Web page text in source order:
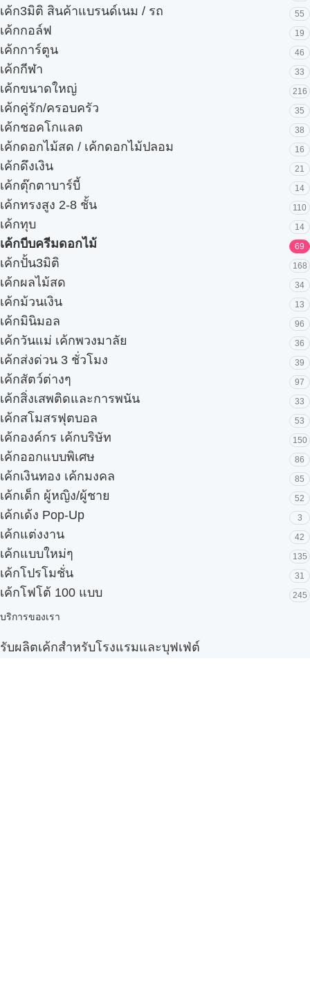
เค้ก3มิติ สินค้าแบรนด์เนม / รถ 55
เค้กกอล์ฟ 19
เค้กการ์ตูน 46
เค้กกีฬา 33
เค้กขนาดใหญ่ 216
เค้กคู่รัก/ครอบครัว 35
เค้กชอคโกแลต 38
เค้กดอกไม้สด / เค้กดอกไม้ปลอม 16
เค้กดึงเงิน 21
เค้กตุ๊กตาบาร์บี้ 14
เค้กทรงสูง 2-8 ชั้น 110
เค้กทุบ 14
เค้กบีบครีมดอกไม้ 69
เค้กปั้น3มิติ 168
เค้กผลไม้สด 34
เค้กม้วนเงิน 13
เค้กมินิมอล 96
เค้กวันแม่ เค้กพวงมาลัย 36
เค้กส่งด่วน 3 ชั่วโมง 39
เค้กสัตว์ต่างๆ 97
เค้กสิ่งเสพติดและการพนัน 33
เค้กสโมสรฟุตบอล 53
เค้กองค์กร เค้กบริษัท 150
เค้กออกแบบพิเศษ 86
เค้กเงินทอง เค้กมงคล 85
เค้กเด็ก ผู้หญิง/ผู้ชาย 52
เค้กเด้ง Pop-Up 3
เค้กแต่งงาน 42
เค้กแบบใหม่ๆ 135
เค้กโปรโมชั่น 31
เค้กโฟโต้ 100 แบบ 245
บริการของเรา
รับผลิตเค้กสำหรับโรงแรมและบุฟเฟ่ต์